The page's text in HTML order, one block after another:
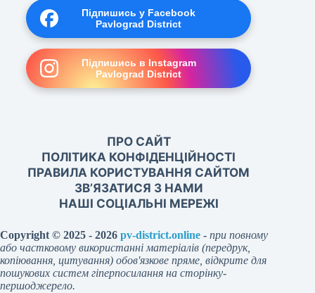
Підпишись у Facebook
Pavlograd District
Підпишись в Instagram
Pavlograd District
ПРО САЙТ
ПОЛІТИКА КОНФІДЕНЦІЙНОСТІ
ПРАВИЛА КОРИСТУВАННЯ САЙТОМ
ЗВ’ЯЗАТИСЯ З НАМИ
НАШІ СОЦІАЛЬНІ МЕРЕЖІ
Copyright © 2025 - 2026 pv-district.online - при повному
або частковому використанні матеріалів (передрук,
копіювання, цитування) обов'язкове пряме, відкрите для
пошукових систем гіперпосилання на сторінку-
першоджерело.